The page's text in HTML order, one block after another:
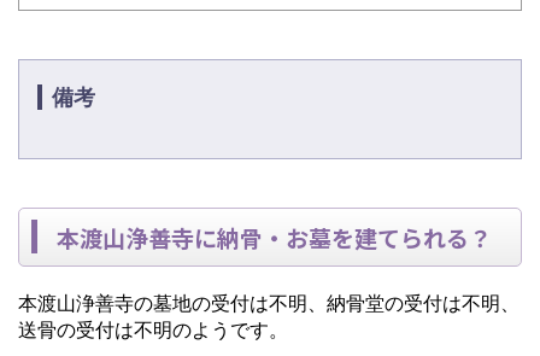
備考
本渡山浄善寺に納骨・お墓を建てられる？
本渡山浄善寺の墓地の受付は不明、納骨堂の受付は不明、
送骨の受付は不明のようです。